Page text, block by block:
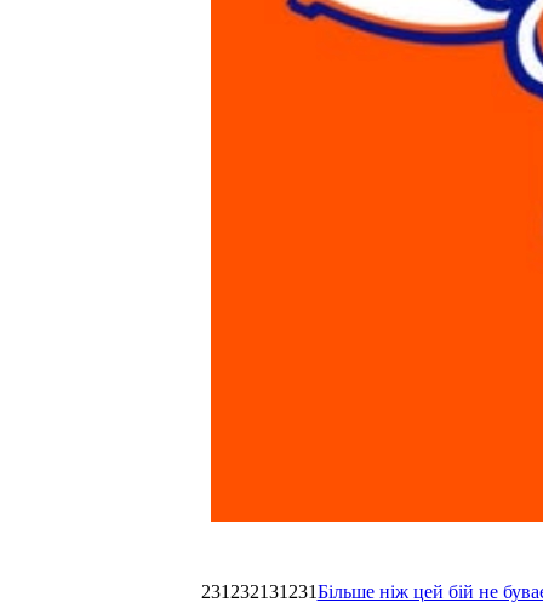
231232131231Більше ніж цей бій не